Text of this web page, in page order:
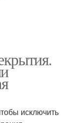
исключить